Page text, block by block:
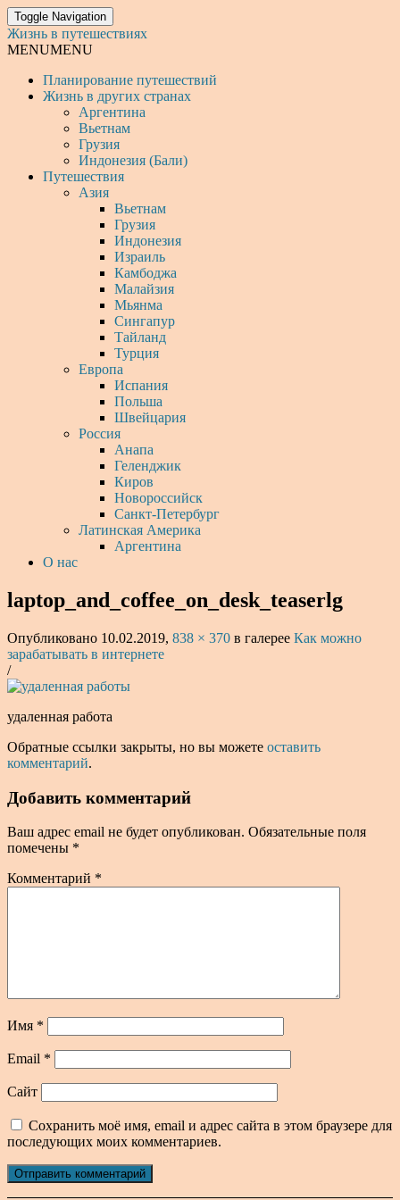
Toggle Navigation
Жизнь в путешествиях
MENUMENU
Планирование путешествий
Жизнь в других странах
Аргентина
Вьетнам
Грузия
Индонезия (Бали)
Путешествия
Азия
Вьетнам
Грузия
Индонезия
Израиль
Камбоджа
Малайзия
Мьянма
Сингапур
Тайланд
Турция
Европа
Испания
Польша
Швейцария
Россия
Анапа
Геленджик
Киров
Новороссийск
Санкт-Петербург
Латинская Америка
Аргентина
О нас
laptop_and_coffee_on_desk_teaserlg
Опубликовано 10.02.2019, 838 × 370 в галерее Как можно
зарабатывать в интернете
/
удаленная работа
Обратные ссылки закрыты, но вы можете оставить
комментарий.
Добавить комментарий
Ваш адрес email не будет опубликован. Обязательные поля
помечены *
Комментарий *
Имя *
Email *
Сайт
Сохранить моё имя, email и адрес сайта в этом браузере для
последующих моих комментариев.